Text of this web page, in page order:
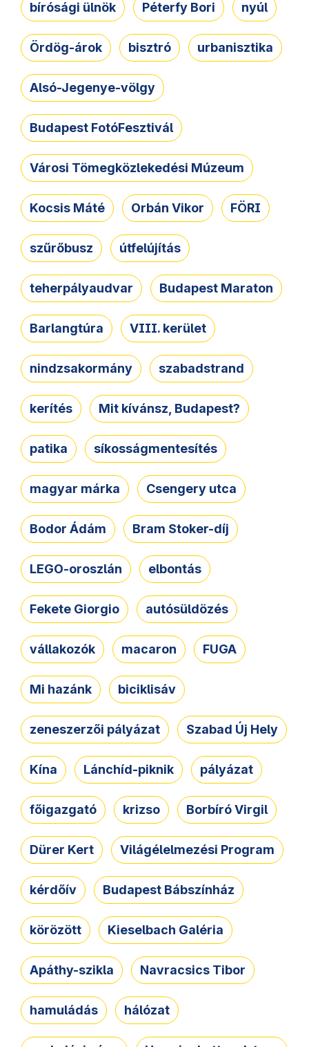
bírósági ülnök Péterfy Bori nyúl
Ördög-árok bisztró urbanisztika
Alsó-Jegenye-völgy
Budapest FotóFesztivál
Városi Tömegközlekedési Múzeum
Kocsis Máté Orbán Vikor FÖRI
szűrőbusz útfelújítás
teherpályaudvar Budapest Maraton
Barlangtúra VIII. kerület
nindzsakormány szabadstrand
kerítés Mit kívánsz, Budapest?
patika síkosságmentesítés
magyar márka Csengery utca
Bodor Ádám Bram Stoker-díj
LEGO-oroszlán elbontás
Fekete Giorgio autósüldözés
vállakozók macaron FUGA
Mi hazánk biciklisáv
zeneszerzői pályázat Szabad Új Hely
Kína Lánchíd-piknik pályázat
főigazgató krizso Borbíró Virgil
Dürer Kert Világélelmezési Program
kérdőív Budapest Bábszínház
körözött Kieselbach Galéria
Apáthy-szikla Navracsics Tibor
hamuládás hálózat